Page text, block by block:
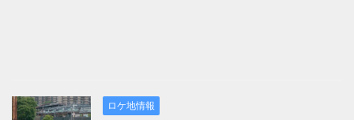
ロケ地情報